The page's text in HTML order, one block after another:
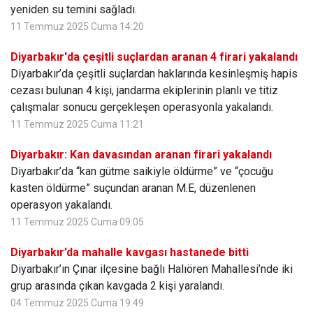
yeniden su temini sağladı.
11 Temmuz 2025 Cuma 14:20
Diyarbakır'da çeşitli suçlardan aranan 4 firari yakalandı
Diyarbakır’da çeşitli suçlardan haklarında kesinleşmiş hapis
cezası bulunan 4 kişi, jandarma ekiplerinin planlı ve titiz
çalışmalar sonucu gerçekleşen operasyonla yakalandı.
11 Temmuz 2025 Cuma 11:21
Diyarbakır: Kan davasından aranan firari yakalandı
Diyarbakır’da “kan gütme saikiyle öldürme” ve “çocuğu
kasten öldürme” suçundan aranan M.E, düzenlenen
operasyon yakalandı.
11 Temmuz 2025 Cuma 09:05
Diyarbakır’da mahalle kavgası hastanede bitti
Diyarbakır’ın Çınar ilçesine bağlı Halıören Mahallesi’nde iki
grup arasında çıkan kavgada 2 kişi yaralandı.
04 Temmuz 2025 Cuma 19:49